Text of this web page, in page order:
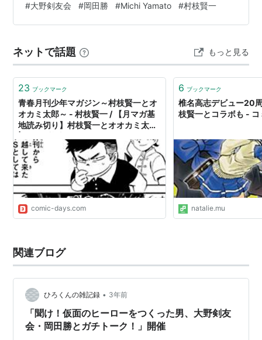
聖なる夜に散歩する (ヤングマガ
出版社/メーカー:講談社
発売日:2005/12/06
購入 : 2人クリック
: 28回
この商品を含むブログ (24件) を見る
リスト::漫画家
ちらを紹介しましょう。 まずイベントについてはこちら
をご覧ください。 t.livepocket.jp Michi Yamatoさんは大
大野剣友会代表の岡田勝さんと対談するとのことでし
た。実際は二部構成で後半は村枝賢一さんがオ…
#大野剣友会 #岡田勝 #Michi Yamato #村枝賢一
ネットで話題 もっと見る
23 ブックマーク
青春月刊少年マガジン～村枝賢一とオ
オカミ太郎～ - 村枝賢一 / 【月マガ基
地読み切り】村枝賢一とオオカミ太郎
comic-days.com
6 ブックマーク
椎名高志デビュー20
枝賢一とコラボも -
natalie.mu
関連ブログ
ひろくんの雑記録 • 3年前
「聞け！仮面のヒーローをつくった男、大野剣友
会・岡田勝とガチトーク！」開催